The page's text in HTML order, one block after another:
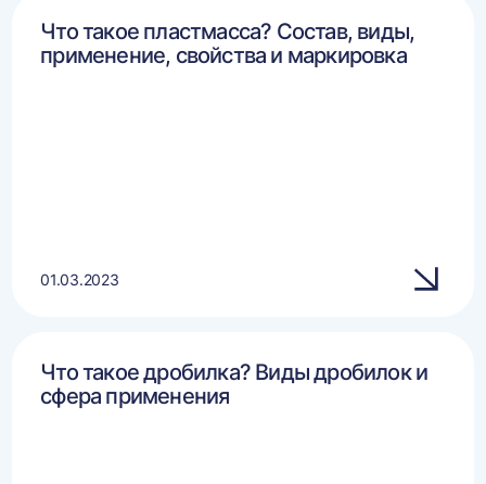
Что такое пластмасса? Состав, виды,
применение, свойства и маркировка
01.03.2023
Что такое дробилка? Виды дробилок и
сфера применения